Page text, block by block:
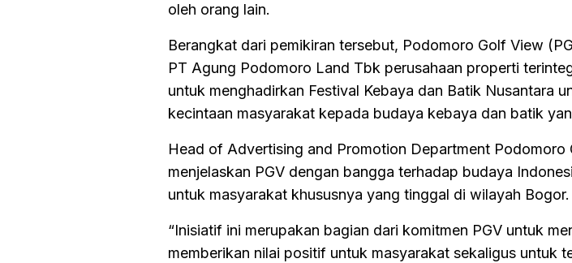
oleh orang lain.
Berangkat dari pemikiran tersebut, Podomoro Golf View
PT Agung Podomoro Land Tbk perusahaan properti
untuk menghadirkan Festival Kebaya dan Batik Nusantara
kecintaan masyarakat kepada budaya kebaya dan batik
Head of Advertising and Promotion Department Podomoro
menjelaskan PGV dengan bangga terhadap budaya
untuk masyarakat khususnya yang tinggal di wilayah Bogor.
“Inisiatif ini merupakan bagian dari komitmen PGV untuk
memberikan nilai positif untuk masyarakat sekaligus untuk